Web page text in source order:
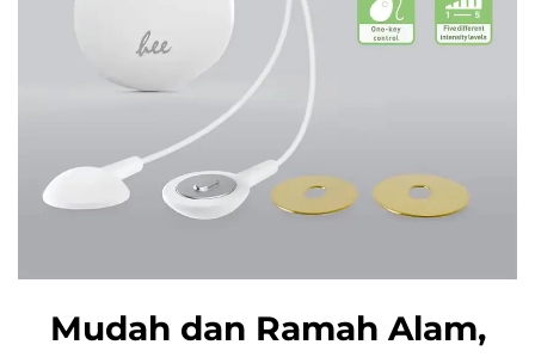
Mudah dan Ramah Alam,